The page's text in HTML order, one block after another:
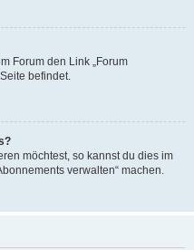
Forum den Link „Forum
befindet.
möchtest, so kannst du dies im
verwalten“ machen.